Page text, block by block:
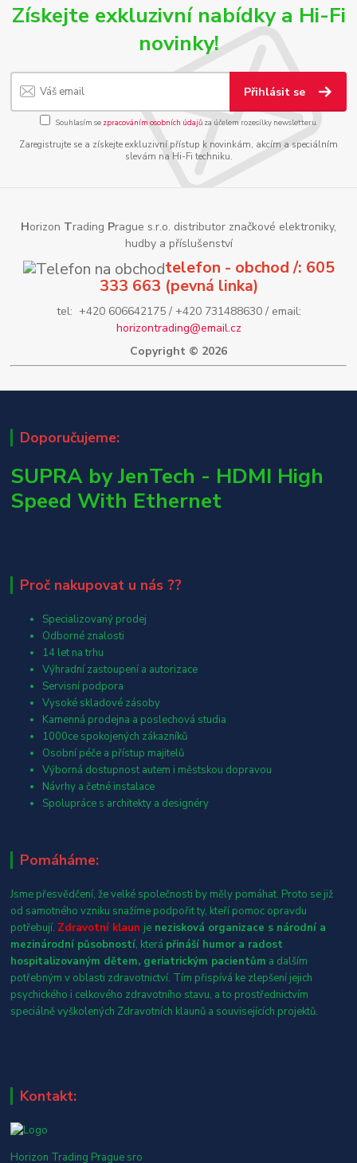
Získejte exkluzivní nabídky a Hi-Fi
novinky!
Přihlásit se
Souhlasím se zpracováním osobních údajůza účelem rozesílky newsletteru.
Zaregistrujte se a získejte exkluzivní přístup k novinkám, akcím a speciálním
slevám na Hi-Fi techniku.
Horizon Trading Prague s.r.o. distributor značkové elektroniky,
hudby a příslušenství
telefon - obchod /: 605
333 663 (pevná linka)
tel: +420 606642175 / +420 731488630 / email:
horizontrading@email.cz
Copyright © 2026
Doporučujeme:
SUPRA by JenTech - HDMI High
Speed With Ethernet
Proč nakupovat u nás ??
Specializovaný prodej
Odborné znalosti
14 let na trhu
Výhradní zastoupení a autorizace
Servisní podpora
Vysoké skladové zásoby
Kamenná prodejna a poslechová studia
1000ce spokojených zákazníků
Osobní péče a přístup majitelů
Výborná dostupnost autem i městskou dopravou
Návrhy a četné instalace
Spolupráce s architekty a designéry
Pomáháme:
Jsme přesvědčení, že velké společnosti by měly pomáhat. Proto se již
od samotného vzniku snažíme podpořit ty, kteří pomoc opravdu
potřebují. Zdravotní klaun je nezisková organizace s národní a
mezinárodní působností, která přináší humor a radost
hospitalizovaným dětem, geriatrickým pacientům a dalším
potřebným v oblasti zdravotnictví. Tím přispívá ke zlepšení jejich
psychického i celkového zdravotního stavu, a to prostřednictvím
speciálně vyškolených Zdravotních klaunů a souvisejících projektů.
Kontakt:
Horizon Trading Prague sro